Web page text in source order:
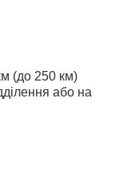
(до 250 км)
або на